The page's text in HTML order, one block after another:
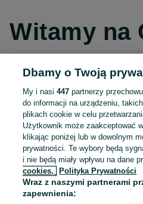
Witamy na
Kontynuuj
Kontynuuj
Kontynuuj
LUB
Dbamy o Twoją
My i nasi447 partnerzy
do informacji na urządzeniu,
plikach cookie w celu
Użytkownik może zaakceptować
klikając poniżej lub w dowolnym
prywatności. Te wybory będą
i nie będą miały wpływu na dane
cookies,
Polityka Prywatności
Wraz z naszymi partnerami
zapewnienia: